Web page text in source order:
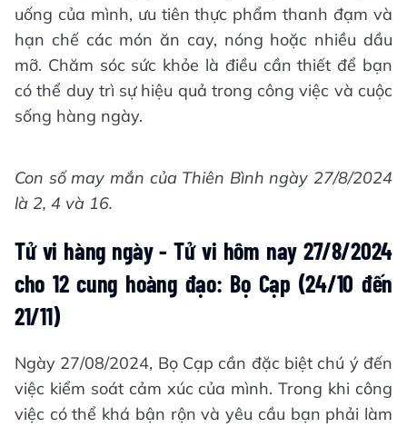
uống của mình, ưu tiên thực phẩm thanh đạm và
hạn chế các món ăn cay, nóng hoặc nhiều dầu
mỡ. Chăm sóc sức khỏe là điều cần thiết để bạn
có thể duy trì sự hiệu quả trong công việc và cuộc
sống hàng ngày.
Con số may mắn của Thiên Bình ngày 27/8/2024
là 2, 4 và 16.
Tử vi hàng ngày - Tử vi hôm nay 27/8/2024
cho 12 cung hoàng đạo: Bọ Cạp (24/10 đến
21/11)
Ngày 27/08/2024, Bọ Cạp cần đặc biệt chú ý đến
việc kiểm soát cảm xúc của mình. Trong khi công
việc có thể khá bận rộn và yêu cầu bạn phải làm